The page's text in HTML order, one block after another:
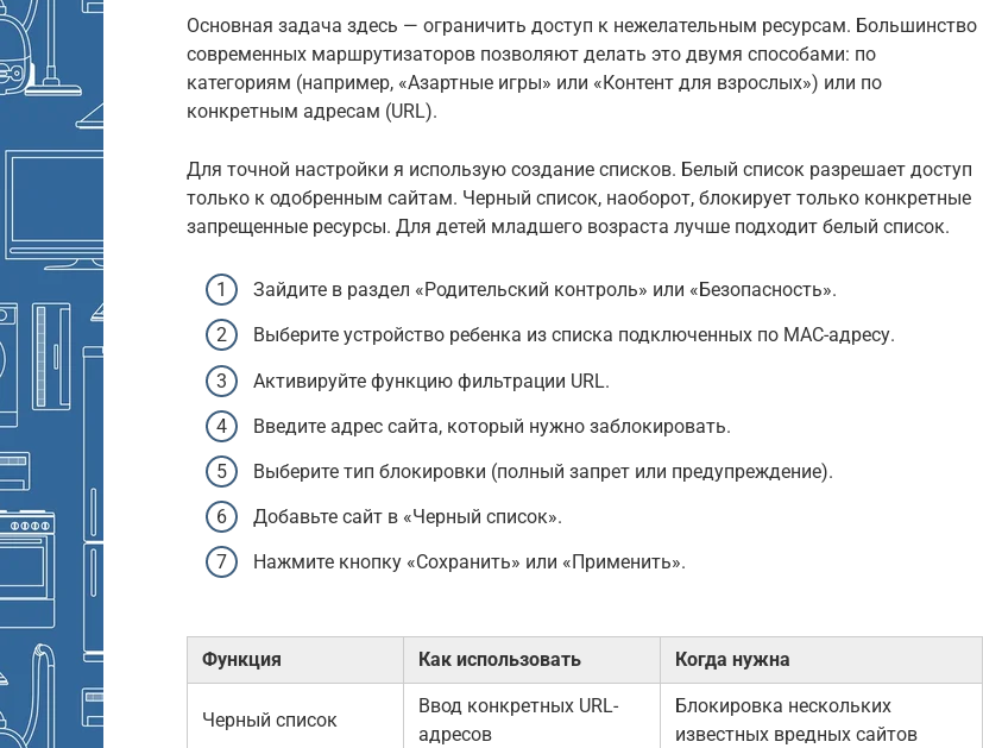
Основная задача здесь — ограничить доступ к нежелательным ресурсам. Большинство
современных маршрутизаторов позволяют делать это двумя способами: по
категориям (например, «Азартные игры» или «Контент для взрослых») или по
конкретным адресам (URL).
Для точной настройки я использую создание списков. Белый список разрешает доступ
только к одобренным сайтам. Черный список, наоборот, блокирует только конкретные
запрещенные ресурсы. Для детей младшего возраста лучше подходит белый список.
Зайдите в раздел «Родительский контроль» или «Безопасность».
Выберите устройство ребенка из списка подключенных по MAC-адресу.
Активируйте функцию фильтрации URL.
Введите адрес сайта, который нужно заблокировать.
Выберите тип блокировки (полный запрет или предупреждение).
Добавьте сайт в «Черный список».
Нажмите кнопку «Сохранить» или «Применить».
Функция Как использовать Когда нужна
Черный список
Ввод конкретных URL-
адресов
Блокировка нескольких
известных вредных сайтов